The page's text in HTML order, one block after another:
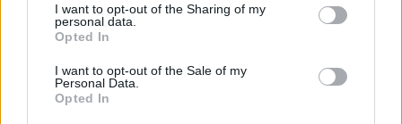
not limited to your visit or usage behaviour. You may click to
grant or deny consent to Google and its third-party tags to
use your data for below specified purposes in below Google
consent section.
I want to opt-out of the Sharing of my
personal data.
Opted In
I want to opt-out of the Sale of my
Personal Data.
Opted In
Southwest Airlines
AirAsiaX
Jetstar Airways